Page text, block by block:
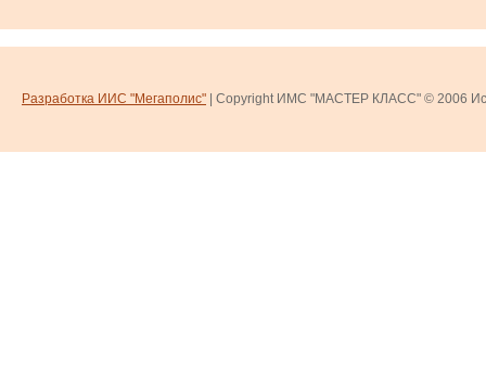
Разработка ИИС "Мегаполис" | Copyright ИМС "МАСТЕР КЛАСС" © 2006